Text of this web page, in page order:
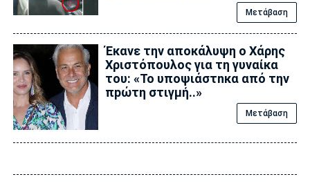
Μετάβαση
Έκανε την αποκάλυψη ο Χάρης
Χριστόπουλος για τη γυναίκα
του: «Το υποψιάστnκα από την
πpώτη στιγμή..»
Μετάβαση